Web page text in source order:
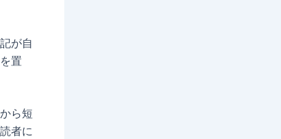
が自
置
ら短
者に